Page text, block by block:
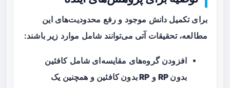
برای تکمیل دانش موجود و رفع محدودیت‌های این
مطالعه، تحقیقات آتی می‌توانند شامل موارد زیر باشند:
افزودن گروه‌های مقایسه‌ای شاملکافئین
بدون RP
و RP بدون کافئین
و همچنین یک